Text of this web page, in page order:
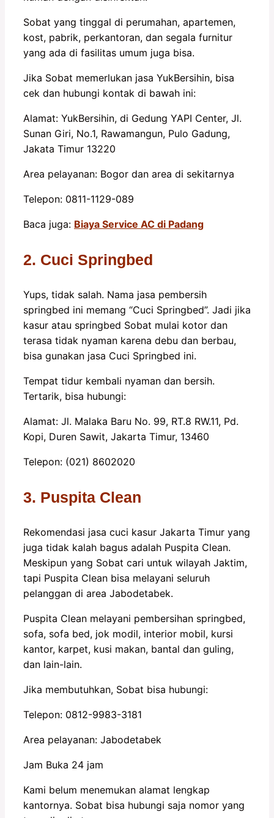
Sobat yang tinggal di perumahan, apartemen,
kost, pabrik, perkantoran, dan segala furnitur
yang ada di fasilitas umum juga bisa.
Jika Sobat memerlukan jasa YukBersihin, bisa
cek dan hubungi kontak di bawah ini:
Alamat: YukBersihin, di Gedung YAPI Center, Jl.
Sunan Giri, No.1, Rawamangun, Pulo Gadung,
Jakata Timur 13220
Area pelayanan: Bogor dan area di sekitarnya
Telepon: 0811-1129-089
Baca juga: Biaya Service AC di Padang
2. Cuci Springbed
Yups, tidak salah. Nama jasa pembersih
springbed ini memang “Cuci Springbed”. Jadi jika
kasur atau springbed Sobat mulai kotor dan
terasa tidak nyaman karena debu dan berbau,
bisa gunakan jasa Cuci Springbed ini.
Tempat tidur kembali nyaman dan bersih.
Tertarik, bisa hubungi:
Alamat: Jl. Malaka Baru No. 99, RT.8 RW.11, Pd.
Kopi, Duren Sawit, Jakarta Timur, 13460
Telepon: (021) 8602020
3. Puspita Clean
Rekomendasi jasa cuci kasur Jakarta Timur yang
juga tidak kalah bagus adalah Puspita Clean.
Meskipun yang Sobat cari untuk wilayah Jaktim,
tapi Puspita Clean bisa melayani seluruh
pelanggan di area Jabodetabek.
Puspita Clean melayani pembersihan springbed,
sofa, sofa bed, jok modil, interior mobil, kursi
kantor, karpet, kusi makan, bantal dan guling,
dan lain-lain.
Jika membutuhkan, Sobat bisa hubungi:
Telepon: 0812-9983-3181
Area pelayanan: Jabodetabek
Jam Buka 24 jam
Kami belum menemukan alamat lengkap
kantornya. Sobat bisa hubungi saja nomor yang